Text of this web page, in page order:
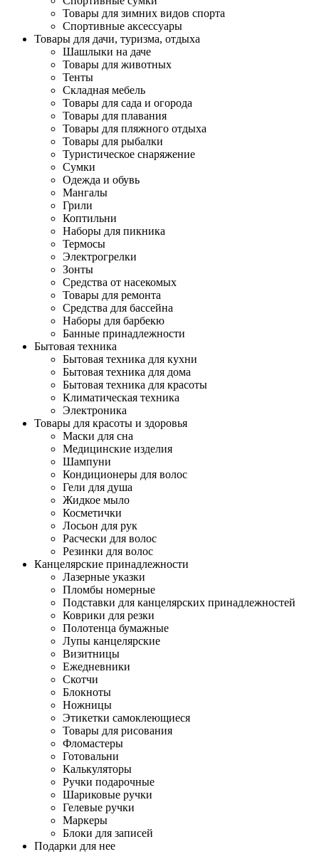
Товары для зимних видов спорта
Спортивные аксессуары
Товары для дачи, туризма, отдыха
Шашлыки на даче
Товары для животных
Тенты
Складная мебель
Товары для сада и огорода
Товары для плавания
Товары для пляжного отдыха
Товары для рыбалки
Туристическое снаряжение
Сумки
Одежда и обувь
Мангалы
Грили
Коптильни
Наборы для пикника
Термосы
Электрогрелки
Зонты
Средства от насекомых
Товары для ремонта
Средства для бассейна
Наборы для барбекю
Банные принадлежности
Бытовая техника
Бытовая техника для кухни
Бытовая техника для дома
Бытовая техника для красоты
Климатическая техника
Электроника
Товары для красоты и здоровья
Маски для сна
Медицинские изделия
Шампуни
Кондиционеры для волос
Гели для душа
Жидкое мыло
Косметички
Лосьон для рук
Расчески для волос
Резинки для волос
Канцелярские принадлежности
Лазерные указки
Пломбы номерные
Подставки для канцелярских принадлежностей
Коврики для резки
Полотенца бумажные
Лупы канцелярские
Визитницы
Ежедневники
Скотчи
Блокноты
Ножницы
Этикетки самоклеющиеся
Товары для рисования
Фломастеры
Готовальни
Калькуляторы
Ручки подарочные
Шариковые ручки
Гелевые ручки
Маркеры
Блоки для записей
Подарки для нее